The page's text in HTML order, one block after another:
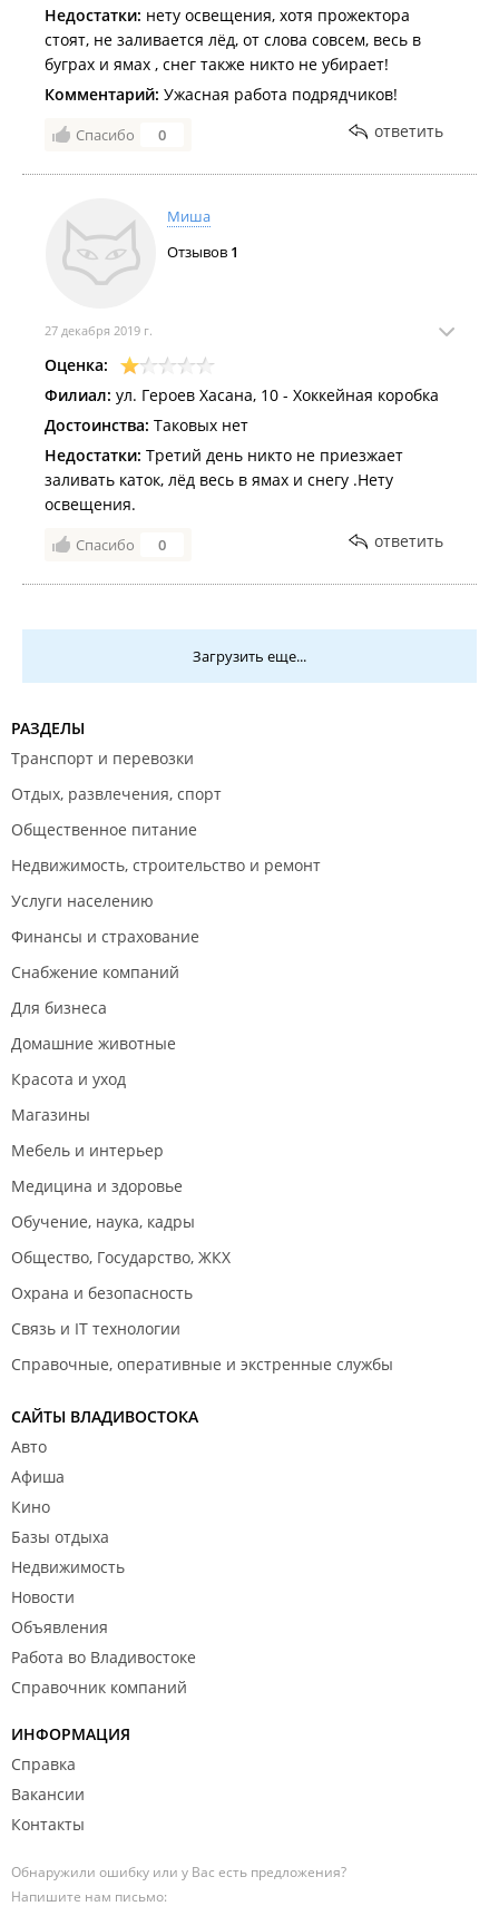
Недостатки: нету освещения, хотя прожектора
стоят, не заливается лёд, от слова совсем, весь в
буграх и ямах , снег также никто не убирает!
Комментарий: Ужасная работа подрядчиков!
Спасибо 0 ответить
Миша
Отзывов 1
27 декабря 2019 г.
Оценка:
Филиал: ул. Героев Хасана, 10 - Хоккейная коробка
Достоинства: Таковых нет
Недостатки: Третий день никто не приезжает
заливать каток, лёд весь в ямах и снегу .Нету
освещения.
Спасибо 0 ответить
Загрузить еще...
РАЗДЕЛЫ
Транспорт и перевозки
Отдых, развлечения, спорт
Общественное питание
Недвижимость, строительство и ремонт
Услуги населению
Финансы и страхование
Снабжение компаний
Для бизнеса
Домашние животные
Красота и уход
Магазины
Мебель и интерьер
Медицина и здоровье
Обучение, наука, кадры
Общество, Государство, ЖКХ
Охрана и безопасность
Связь и IT технологии
Справочные, оперативные и экстренные службы
САЙТЫ ВЛАДИВОСТОКА
Авто
Афиша
Кино
Базы отдыха
Недвижимость
Новости
Объявления
Работа во Владивостоке
Справочник компаний
ИНФОРМАЦИЯ
Справка
Вакансии
Контакты
Обнаружили ошибку или у Вас есть предложения?
Напишите нам письмо: